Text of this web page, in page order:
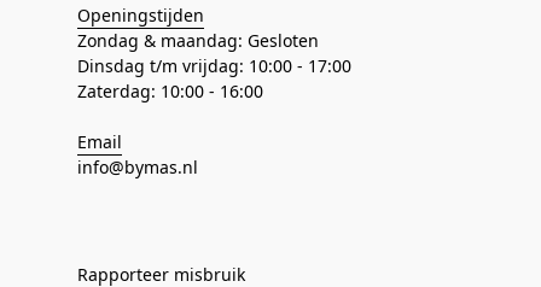
Openingstijden
Zondag & maandag: Gesloten
Dinsdag t/m vrijdag: 10:00 - 17:00
Zaterdag: 10:00 - 16:00
Email
info@bymas.nl
Rapporteer misbruik